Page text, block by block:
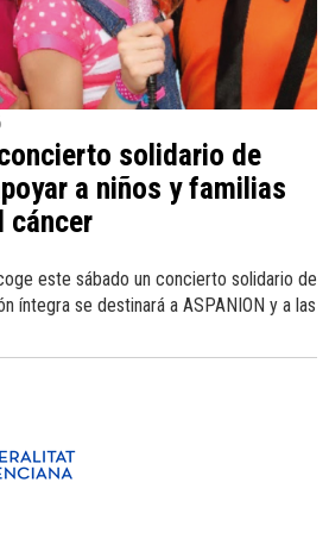
solidario de
a niños y familias
cáncer
este sábado un concierto solidario de
íntegra se destinará a ASPANION y a las